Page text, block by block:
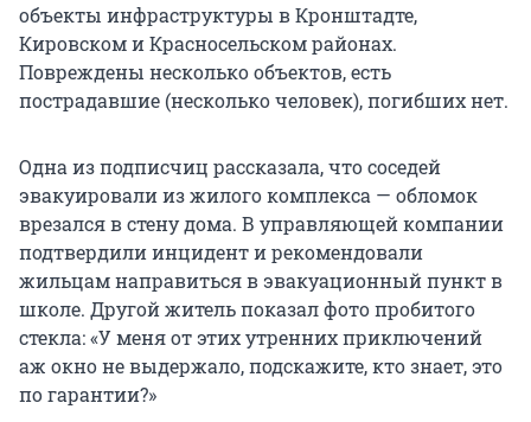
объекты инфраструктуры в Кронштадте,
Кировском и Красносельском районах.
Повреждены несколько объектов, есть
пострадавшие (несколько человек), погибших нет.
Одна из подписчиц рассказала, что соседей
эвакуировали из жилого комплекса — обломок
врезался в стену дома. В управляющей компании
подтвердили инцидент и рекомендовали
жильцам направиться в эвакуационный пункт в
школе. Другой житель показал фото пробитого
стекла: «У меня от этих утренних приключений
аж окно не выдержало, подскажите, кто знает, это
по гарантии?»